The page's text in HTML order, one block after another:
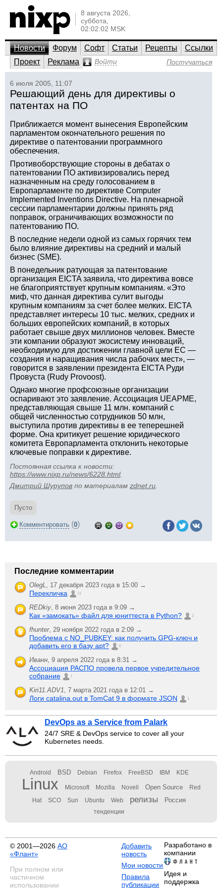
8 августа 2026,
суббота,
02:02:02 MSK
Новости Форум Софт Статьи Рецепты
Ссылки
Проект
Реклама Войти Постучаться
6 июля 2005, 11:07
Решающий день для директивы о
патентах на ПО
Приближается момент вынесения Европейским
парламентом окончательного решения по
директиве о патентовании программного
обеспечения.
Противоборствующие стороны в дебатах о
патентовании ПО активизировались перед
назначенным на среду голосованием в
Европарламенте по директиве Computer
Implemented Inventions Directive. На пленарной
сессии парламентарии должны принять ряд
поправок, ограничивающих возможности по
патентованию ПО.
В последние недели одной из самых горячих тем
было влияние директивы на средний и малый
бизнес (SME).
В понедельник ратующая за патентование
организация EICTA заявила, что директива вовсе
не благоприятствует крупным компаниям. «Это
миф, что данная директива сулит выгоды
крупным компаниям за счет более мелких. EICTA
представляет интересы 10 тыс. мелких, средних и
больших европейских компаний, в которых
работает свыше двух миллионов человек. Вместе
эти компании образуют экосистему инноваций,
необходимую для достижении главной цели ЕС —
создания и наращивания числа рабочих мест», —
говорится в заявлении президента EICTA Руди
Провуста (Rudy Provoost).
Однако многие профсоюзные организации
оспаривают это заявление. Ассоциация UEAPME,
представляющая свыше 11 млн. компаний с
общей численностью сотрудников 50 млн,
выступила против директивы в ее теперешней
форме. Она критикует решение юридического
комитета Европарламента отклонить некоторые
ключевые поправки к директиве.
Постоянная ссылка к новости:
https://www.nixp.ru/news/6228.html.
Дмитрий Шурупов по материалам zdnet.ru
Пусто
Комментировать (0)
Последние комментарии
OlegL, 17 декабря 2023 года в 15:00 →
Перекличка 21
REDkiy, 8 июня 2023 года в 9:09 →
Как «замокать» файл для юниттеста в Python? 2
fhunter, 29 ноября 2022 года в 2:09 →
Проблема с NO_PUBKEY: как получить GPG-ключ и
добавить его в базу apt?
6
Иванн, 9 апреля 2022 года в 8:31 →
Ассоциация РАСПО провела первое учредительное
собрание
1
Kiri11.ADV1, 7 марта 2021 года в 12:01 →
Логи catalina.out в TomCat 9 в формате JSON 1
DevOps as a Service from Palark
24/7 SRE & DevOps service to cover all your
Kubernetes needs.
Android BSD Debian Firefox FreeBSD IBM KDE
Linux Microsoft Mozilla Novell Open Source Red
Hat SCO Sun Ubuntu Web релизы Россия
тенденции
© 2001—2026 АО
«Флант»
При полном или
частичном
использовании
Добавить
новость
Мои новости
Правила
публикации
Разработано в
компании
Идея и
поддержка